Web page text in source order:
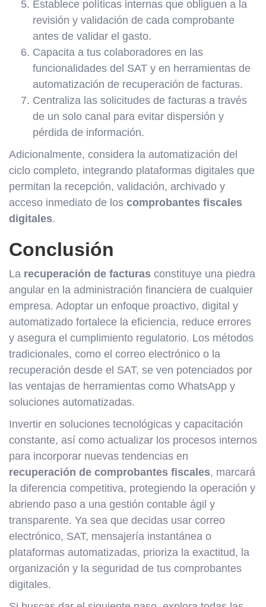
Establece políticas internas que obliguen a la
revisión y validación de cada comprobante
antes de validar el gasto.
Capacita a tus colaboradores en las
funcionalidades del SAT y en herramientas de
automatización de recuperación de facturas.
Centraliza las solicitudes de facturas a través
de un solo canal para evitar dispersión y
pérdida de información.
Adicionalmente, considera la automatización del
ciclo completo, integrando plataformas digitales que
permitan la recepción, validación, archivado y
acceso inmediato de los comprobantes fiscales
digitales.
Conclusión
La recuperación de facturas constituye una piedra
angular en la administración financiera de cualquier
empresa. Adoptar un enfoque proactivo, digital y
automatizado fortalece la eficiencia, reduce errores
y asegura el cumplimiento regulatorio. Los métodos
tradicionales, como el correo electrónico o la
recuperación desde el SAT, se ven potenciados por
las ventajas de herramientas como WhatsApp y
soluciones automatizadas.
Invertir en soluciones tecnológicas y capacitación
constante, así como actualizar los procesos internos
para incorporar nuevas tendencias en
recuperación de comprobantes fiscales, marcará
la diferencia competitiva, protegiendo la operación y
abriendo paso a una gestión contable ágil y
transparente. Ya sea que decidas usar correo
electrónico, SAT, mensajería instantánea o
plataformas automatizadas, prioriza la exactitud, la
organización y la seguridad de tus comprobantes
digitales.